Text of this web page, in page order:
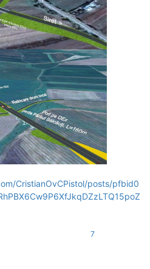
CristianOvCPistol/posts/pfbid0
7